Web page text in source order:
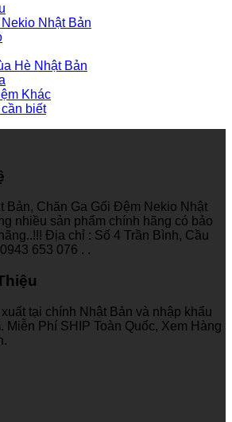
Nhật Bản
Hè Nhật Bản
Khác
biết
Bản, Chăn Ga Gối Đệm Nekio Nhật
nhiều sản phẩm chính hãng có bảo
Địa chỉ : Số 4 Trần Bình, Cầu
653 076 . .
tại chính Nhật Bản và nhập khẩu
Miễn Phí SHIP Toàn Quốc, Xem Hàng